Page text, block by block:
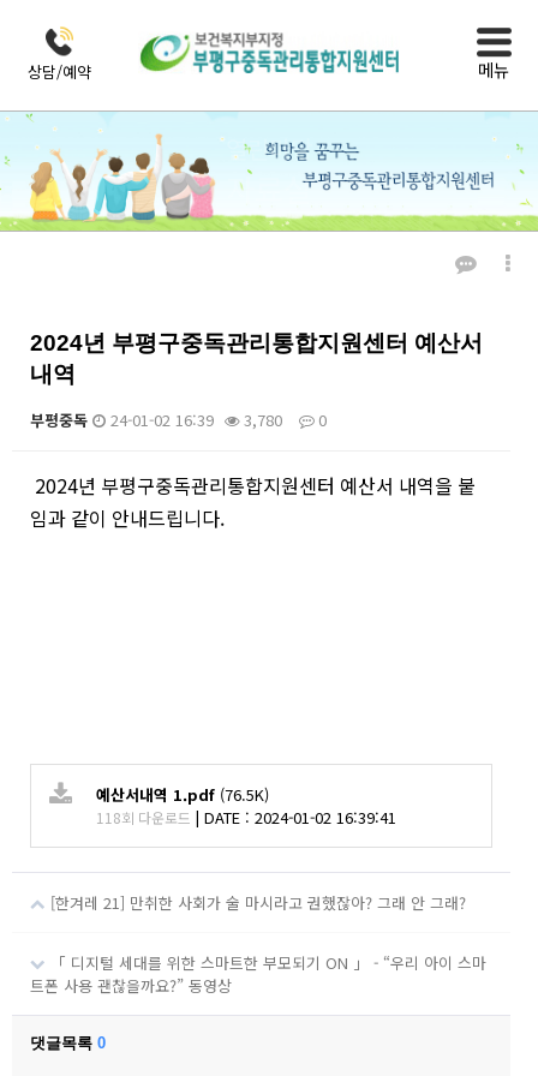
상담/예약 메뉴
열린마당
자료실
2024년 부평구중독관리통합지원센터 예산서
내역
부평중독 24-01-02 16:39 3,780 0
본문
2024년 부평구중독관리통합지원센터 예산서 내역을 붙
임과 같이 안내드립니다.
예산서내역 1.pdf (76.5K)
118회 다운로드 | DATE : 2024-01-02 16:39:41
[한겨레 21] 만취한 사회가 술 마시라고 권했잖아? 그래 안 그래?
「 디지털 세대를 위한 스마트한 부모되기 ON 」 - “우리 아이 스마
트폰 사용 괜찮을까요?” 동영상
댓글목록 0